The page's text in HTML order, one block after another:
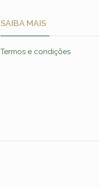
SAIBA MAIS
Termos e condições